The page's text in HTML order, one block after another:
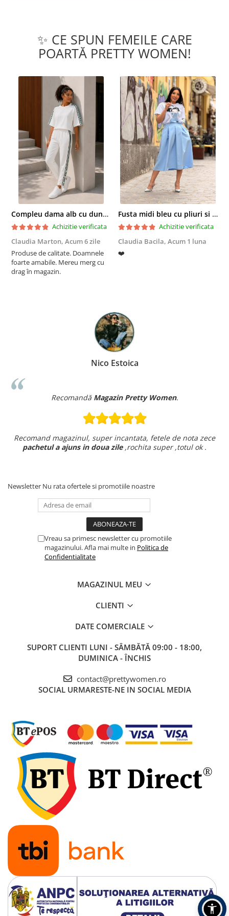
✨ CE SPUN FEMEILE CARE
POARTĂ PRETTY WOMEN!
Compleu dama alb cu dungi laterale in nuante de verde si negru
Achizitie verificata
Claudia Marton, Acum 6 zile
Produse de calitate. Doamnele
foarte amabile. Mereu merg cu
drag în magazin.
Fusta midi bleu cu pliuri si buzunare
Achizitie verificata
Claudia Bacila, Acum 1 luna
❤️
Nico Estoica
Recomandă Magazin Pretty Women.
Recomand magazinul, super incantata, fetele de nota zece
pachetul a ajuns in doua zile,rochita super ,totul ok .
Newsletter Nu rata ofertele si promotiile noastre
Vreau sa primesc newsletter cu promotiile
magazinului. Afla mai multe in Politica de
Confidentialitate
MAGAZINUL MEU
CLIENTI
DATE COMERCIALE
SUPORT CLIENTI LUNI - SÂMBĂTĂ 09:00 - 18:00,
DUMINICA - ÎNCHIS
contact@prettywomen.ro
SOCIAL URMARESTE-NE IN SOCIAL MEDIA